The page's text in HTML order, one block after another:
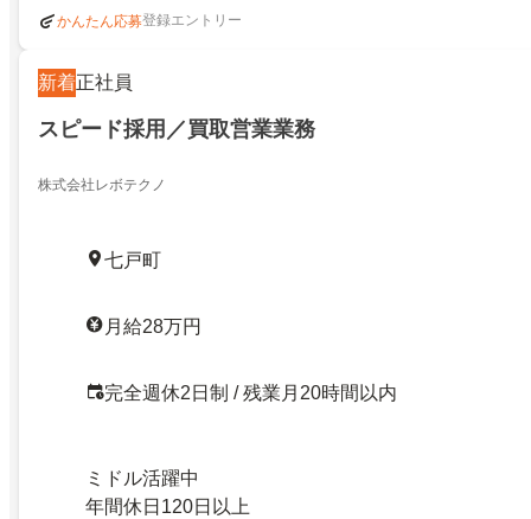
かんたん応募登録エントリー
新着正社員
スピード採用／買取営業業務
株式会社レボテクノ
七戸町
月給28万円
完全週休2日制 / 残業月20時間以内
ミドル活躍中
年間休日120日以上